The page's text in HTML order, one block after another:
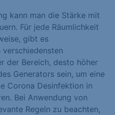
kann man die Stärke mit
Für jede Räumlichkeit
gibt es
der Bereich, desto höher
Generators sein, um eine
Corona Desinfektion in
Bei Anwendung von
Regeln zu beachten,